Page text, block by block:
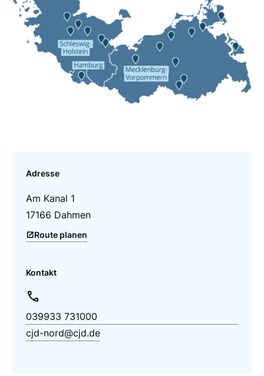
Adresse
Am Kanal 1
17166 Dahmen
Route planen
Kontakt
039933 731000
cjd-nord@cjd.de